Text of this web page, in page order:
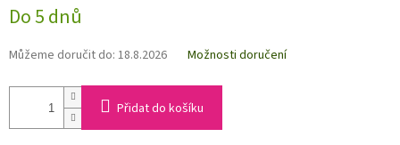
Do 5 dnů
Můžeme doručit do: 18.8.2026 Možnosti doručení
Přidat do košíku